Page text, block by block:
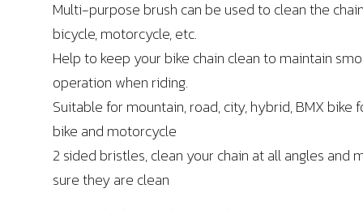
Multi-purpose brush can be used to clean the
bicycle, motorcycle, etc.
Help to keep your bike chain clean to maintain
operation when riding.
Suitable for mountain, road, city, hybrid, BMX bike
bike and motorcycle
2 sided bristles, clean your chain at all angles and
sure they are clean